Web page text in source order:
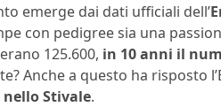
emerge dai dati ufficiali dell’
con pedigree sia una
125.600, in 10 anni il
Anche a questo ha risposto
nello Stivale.